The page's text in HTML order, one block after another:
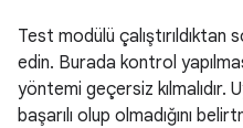
Test modülü
edin. Burada kontrol
yöntemi geçersiz kılmalıdır.
başarılı olup olmadığını